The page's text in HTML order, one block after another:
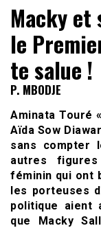
Macky et
le
te salue !
P. MBODJE
Aminata Touré
Aïda Sow
sans compter
autres
féminin qui ont
les porteuses
politique aient
que Macky